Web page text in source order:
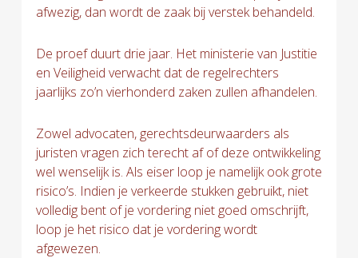
afwezig, dan wordt de zaak bij verstek behandeld.
De proef duurt drie jaar. Het ministerie van Justitie
en Veiligheid verwacht dat de regelrechters
jaarlijks zo’n vierhonderd zaken zullen afhandelen.
Zowel advocaten, gerechtsdeurwaarders als
juristen vragen zich terecht af of deze ontwikkeling
wel wenselijk is. Als eiser loop je namelijk ook grote
risico’s. Indien je verkeerde stukken gebruikt, niet
volledig bent of je vordering niet goed omschrijft,
loop je het risico dat je vordering wordt
afgewezen.